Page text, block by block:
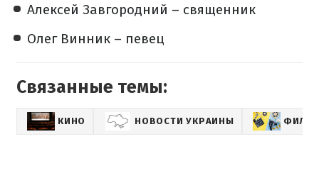
Алексей Завгородний – священник
Олег Винник – певец
Связанные темы:
КИНО НОВОСТИ УКРАИНЫ